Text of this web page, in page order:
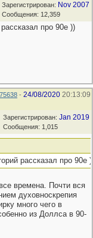
Зарегистрирован: Nov 2007
Сообщения: 12,359
про 90е ))
- 24/08/2020 20:13:09
Зарегистрирован: Jan 2019
Сообщения: 1,015
рассказал про 90е
времена. Почти вся
духовноскрепия
много чего в
из Доллса в 90-